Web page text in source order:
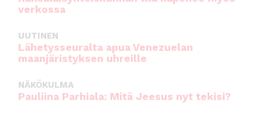
verkossa
UUTINEN
Lähetysseuralta apua Venezuelan
maanjäristyksen uhreille
NÄKÖKULMA
Pauliina Parhiala: Mitä Jeesus nyt tekisi?